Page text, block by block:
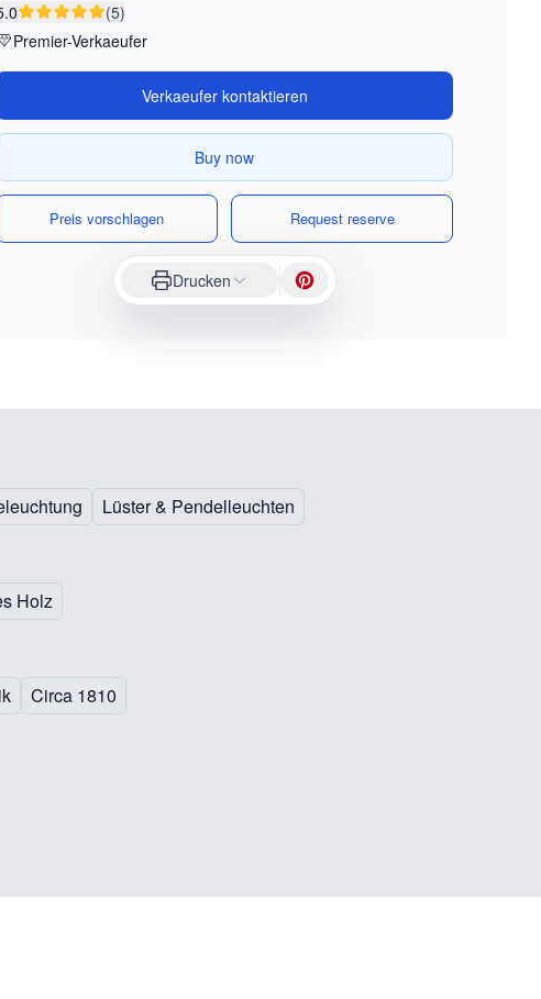
(5)
Premier-Verkaeufer
Verkaeufer kontaktieren
Buy now
Preis vorschlagen Request reserve
Drucken
Lüster & Pendelleuchten
Holz
Circa 1810